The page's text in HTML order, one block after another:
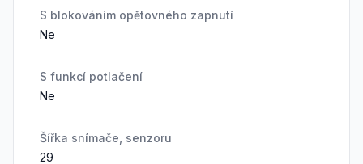
S blokováním opětovného zapnutí
Ne
S funkcí potlačení
Ne
Šířka snímače, senzoru
29